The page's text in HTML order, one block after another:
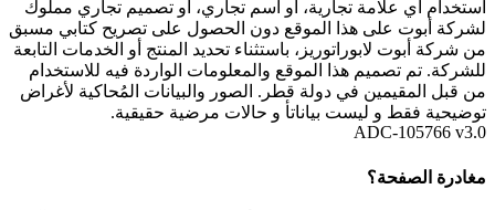
استخدام أي علامة تجارية، أو اسم تجاري، أو تصميم تجاري مملوك
لشركة أبوت على هذا الموقع دون الحصول على تصريح كتابي مسبق
من شركة أبوت لابوراتوريز، باستثناء تحديد المنتج أو الخدمات التابعة
للشركة. تم تصميم هذا الموقع والمعلومات الواردة فيه للاستخدام
من قبل المقيمين في دولة قطر. الصور والبيانات المُحاكية لأغراض
توضيحية فقط و ليست بياناتأ و حالات مرضية حقيقية.
ADC-105766 v3.0
مغادرة الصفحة؟